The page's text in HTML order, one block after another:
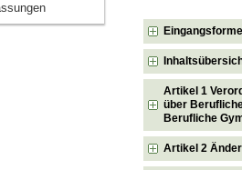
Artikel 1
über
Berufliche
Artikel 2